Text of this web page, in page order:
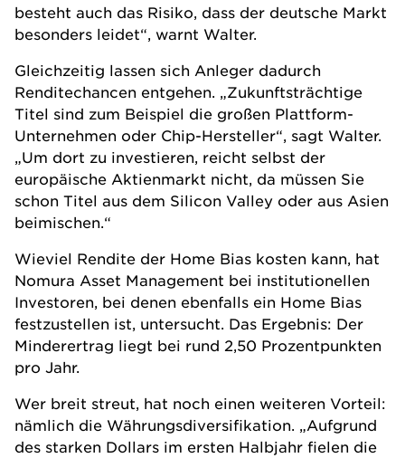
besteht auch das Risiko, dass der deutsche Markt
besonders leidet“, warnt Walter.
Gleichzeitig lassen sich Anleger dadurch
Renditechancen entgehen. „Zukunftsträchtige
Titel sind zum Beispiel die großen Plattform-
Unternehmen oder Chip-Hersteller“, sagt Walter.
„Um dort zu investieren, reicht selbst der
europäische Aktienmarkt nicht, da müssen Sie
schon Titel aus dem Silicon Valley oder aus Asien
beimischen.“
Wieviel Rendite der Home Bias kosten kann, hat
Nomura Asset Management bei institutionellen
Investoren, bei denen ebenfalls ein Home Bias
festzustellen ist, untersucht. Das Ergebnis: Der
Minderertrag liegt bei rund 2,50 Prozentpunkten
pro Jahr.
Wer breit streut, hat noch einen weiteren Vorteil:
nämlich die Währungsdiversifikation. „Aufgrund
des starken Dollars im ersten Halbjahr fielen die